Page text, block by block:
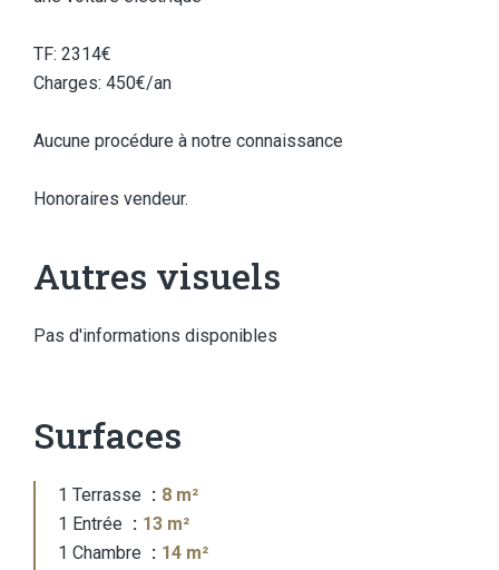
TF: 2314€
Charges: 450€/an
Aucune procédure à notre connaissance
Honoraires vendeur.
Autres visuels
Pas d'informations disponibles
Surfaces
1 Terrasse
8 m²
1 Entrée
13 m²
1 Chambre
14 m²